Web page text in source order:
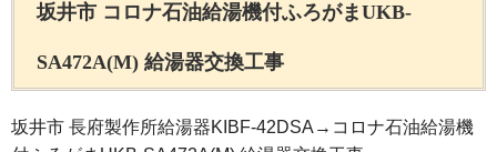
坂井市 コロナ石油給湯機付ふろがまUKB-
SA472A(M) 給湯器交換工事
坂井市 長府製作所給湯器KIBF-42DSA→コロナ石油給湯機